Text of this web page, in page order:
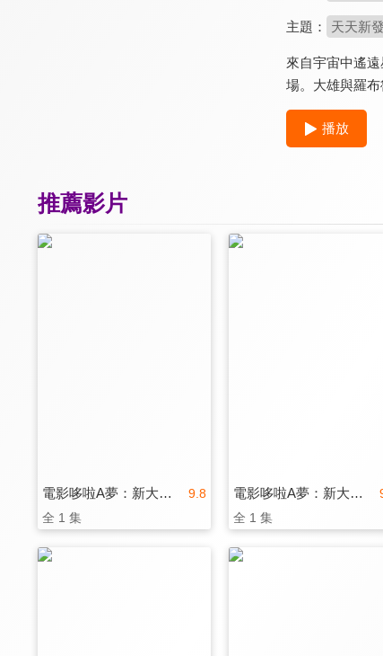
主題： 天天新
來自宇宙中遙
場。大雄與羅
播放
推薦影片
9.8
電影哆啦A夢：新大雄的宇宙開拓史(日文版)
全 1 集
電影哆啦A夢：新大雄的宇宙開拓史(中文版)
全 1 集